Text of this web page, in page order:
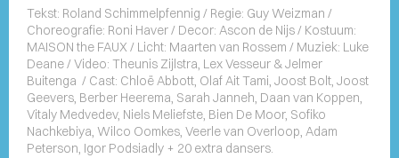
Tekst: Roland Schimmelpfennig / Regie: Guy Weizman /
Choreografie: Roni Haver / Decor: Ascon de Nijs / Kostuum:
MAISON the FAUX / Licht: Maarten van Rossem / Muziek: Luke
Deane / Video: Theunis Zijlstra, Lex Vesseur & Jelmer
Buitenga / Cast: Chloë Abbott, Olaf Ait Tami, Joost Bolt, Joost
Geevers, Berber Heerema, Sarah Janneh, Daan van Koppen,
Vitaly Medvedev, Niels Meliefste, Bien De Moor, Sofiko
Nachkebiya, Wilco Oomkes, Veerle van Overloop, Adam
Peterson, Igor Podsiadly + 20 extra dansers.